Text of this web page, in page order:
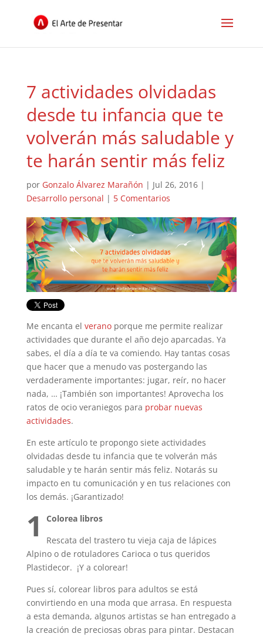
7 actividades olvidadas
desde tu infancia que te
volverán más saludable y
te harán sentir más feliz
por Gonzalo Álvarez Marañón | Jul 26, 2016|
Desarrollo personal | 5 Comentarios
Me encanta el veranoporque me permite realizar
actividades que durante el año dejo aparcadas. Ya
sabes, el día a día te va comiendo. Hay tantas cosas
que hacer que a menudo vas postergando las
verdaderamente importantes: jugar, reír, no hacer
nada, … ¡También son importantes! Aprovecha los
ratos de ocio veraniegos para probar nuevas
actividades.
En este artículo te propongo siete actividades
olvidadas desde tu infancia que te volverán más
saludable y te harán sentir más feliz. Notarás su
impacto en tu comunicación y en tus relaciones con
los demás. ¡Garantizado!
1
Colorea libros
Rescata del trastero tu vieja caja de lápices
Alpino o de rotuladores Carioca o tus queridos
Plastidecor. ¡Y a colorear!
Pues sí, colorear libros para adultos se está
convirtiendo en una moda que arrasa. En respuesta
a esta demanda, algunos artistas se han entregado a
la creación de preciosas obras para pintar. Destacan